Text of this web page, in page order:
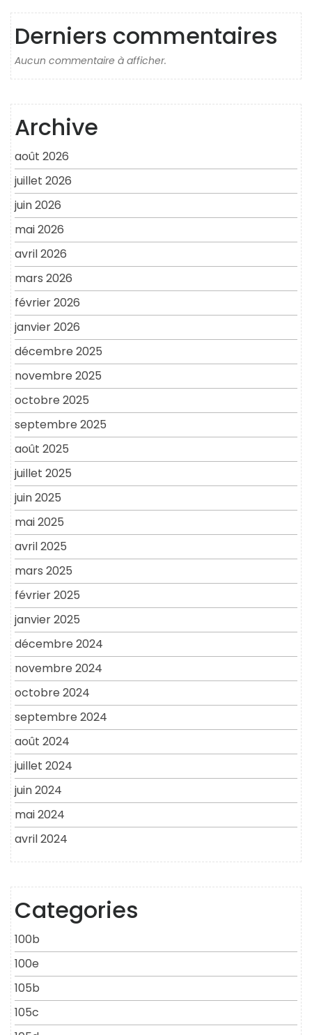
Derniers commentaires
Aucun commentaire à afficher.
Archive
août 2026
juillet 2026
juin 2026
mai 2026
avril 2026
mars 2026
février 2026
janvier 2026
décembre 2025
novembre 2025
octobre 2025
septembre 2025
août 2025
juillet 2025
juin 2025
mai 2025
avril 2025
mars 2025
février 2025
janvier 2025
décembre 2024
novembre 2024
octobre 2024
septembre 2024
août 2024
juillet 2024
juin 2024
mai 2024
avril 2024
Categories
100b
100e
105b
105c